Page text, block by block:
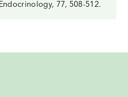
77, 508-512.